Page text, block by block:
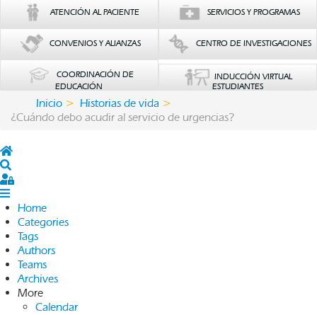
ATENCIÓN AL PACIENTE SERVICIOS Y PROGRAMAS
CONVENIOS Y ALIANZAS CENTRO DE INVESTIGACIONES
COORDINACIÓN DE
EDUCACIÓN
INDUCCIÓN VIRTUAL
ESTUDIANTES
Inicio
Historias de vida
¿Cuándo debo acudir al servicio de urgencias?
Home
Sign In
Home
Categories
Tags
Authors
Teams
Archives
More
Calendar